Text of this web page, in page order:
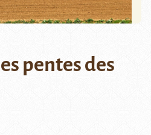
pentes des